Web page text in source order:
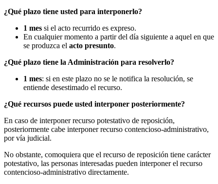
¿Qué plazo tiene usted para interponerlo?
1 mes si el acto recurrido es expreso.
En cualquier momento a partir del día siguiente a aquel en que
se produzca el acto presunto.
¿Qué plazo tiene la Administración para resolverlo?
1 mes: si en este plazo no se le notifica la resolución, se
entiende desestimado el recurso.
¿Qué recursos puede usted interponer posteriormente?
En caso de interponer recurso potestativo de reposición,
posteriormente cabe interponer recurso contencioso-administrativo,
por vía judicial.
No obstante, comoquiera que el recurso de reposición tiene carácter
potestativo, las personas interesadas pueden interponer el recurso
contencioso-administrativo directamente.